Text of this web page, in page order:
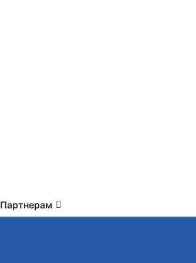
Партнерам